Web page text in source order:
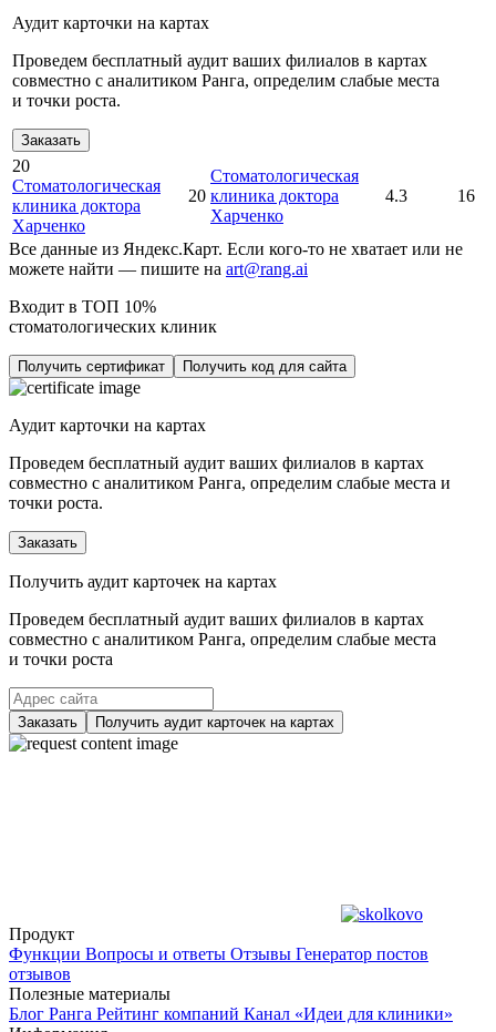
Аудит карточки на картах
Проведем бесплатный аудит ваших филиалов в картах
совместно с аналитиком Ранга, определим слабые места
и точки роста.
Заказать
20
Стоматологическая
клиника доктора
Харченко
20
Стоматологическая
клиника доктора
Харченко
4.3 16
Все данные из Яндекс.Карт. Если кого-то не хватает или не
можете найти — пишите на art@rang.ai
Входит в ТОП 10%
стоматологических клиник
Получить сертификат Получить код для сайта
Аудит карточки на картах
Проведем бесплатный аудит ваших филиалов в картах
совместно с аналитиком Ранга, определим слабые места и
точки роста.
Заказать
Получить аудит карточек на картах
Проведем бесплатный аудит ваших филиалов в картах
совместно с аналитиком Ранга, определим слабые места
и точки роста
Заказать Получить аудит карточек на картах
Продукт
Функции Вопросы и ответы Отзывы Генератор постов
отзывов
Полезные материалы
Блог Ранга Рейтинг компаний Канал «Идеи для клиники»